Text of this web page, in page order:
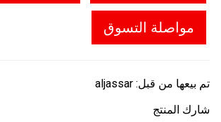
مواصلة التسوق
تم بيعها من قبل: aljassar
شارك المنتج